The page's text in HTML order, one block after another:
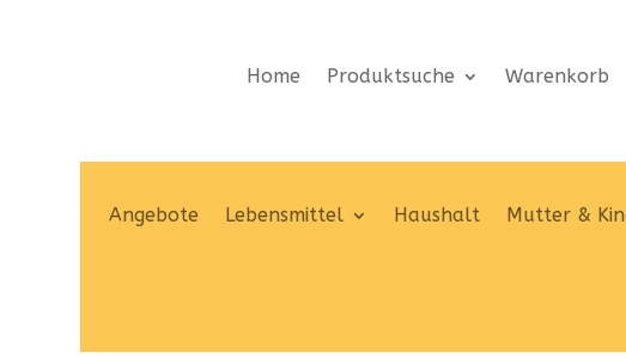
Home Produktsuche Warenkorb
Angebote Lebensmittel Haushalt Mutter &